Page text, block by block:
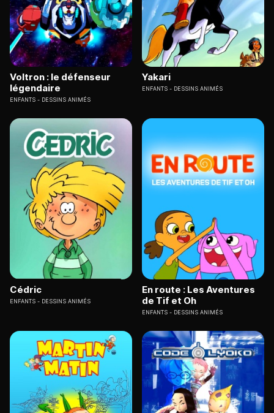
Voltron : le défenseur
légendaire
ENFANTS DESSINS ANIMÉS
Yakari
ENFANTS DESSINS ANIMÉS
Cédric
ENFANTS DESSINS ANIMÉS
En route : Les Aventures
de Tif et Oh
ENFANTS DESSINS ANIMÉS